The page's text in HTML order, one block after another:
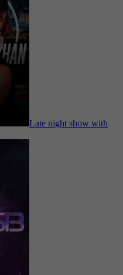
Late night show with